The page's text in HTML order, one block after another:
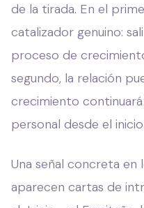
de la tirada. En el
catalizador genuino:
proceso de
segundo, la relación
crecimiento
personal desde el inicio.
Una señal concreta en
aparecen cartas de